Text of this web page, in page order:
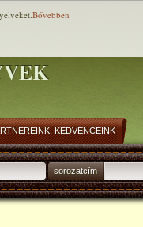
KEDVENCEINK
sorozatcím
Bővebben